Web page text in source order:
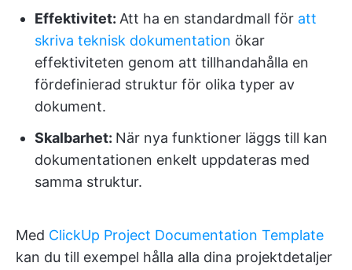
Effektivitet: Att ha en standardmall för att
skriva teknisk dokumentation ökar
effektiviteten genom att tillhandahålla en
fördefinierad struktur för olika typer av
dokument.
Skalbarhet: När nya funktioner läggs till kan
dokumentationen enkelt uppdateras med
samma struktur.
Med ClickUp Project Documentation Template
kan du till exempel hålla alla dina projektdetaljer